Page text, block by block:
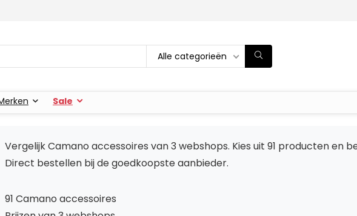
Alle categorieën
Sale
Vergelijk Camano accessoires van 3 webshops. Kies uit 91 producten en
Direct bestellen bij de goedkoopste aanbieder.
91 Camano accessoires